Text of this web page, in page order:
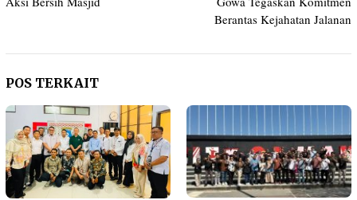
Berantas Kejahatan Jalanan
POS TERKAIT